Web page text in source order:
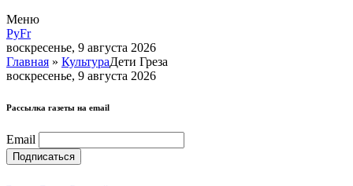
Меню
РуFr
воскресенье, 9 августа 2026
Главная » КультураДети Греза
воскресенье, 9 августа 2026
Рассылка газеты на email
Email